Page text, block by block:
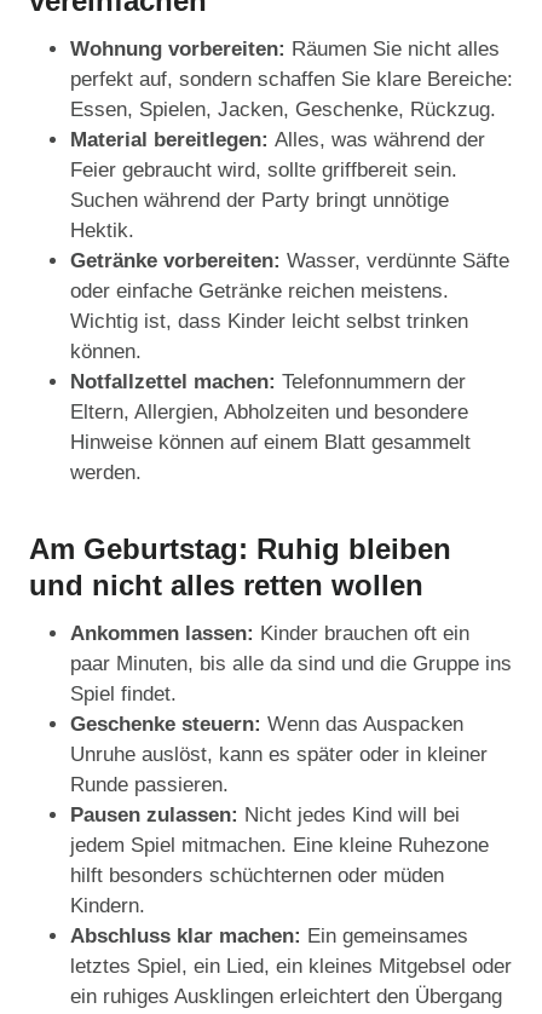
Wohnung vorbereiten: Räumen Sie nicht alles
perfekt auf, sondern schaffen Sie klare Bereiche:
Essen, Spielen, Jacken, Geschenke, Rückzug.
Material bereitlegen: Alles, was während der
Feier gebraucht wird, sollte griffbereit sein.
Suchen während der Party bringt unnötige
Hektik.
Getränke vorbereiten: Wasser, verdünnte Säfte
oder einfache Getränke reichen meistens.
Wichtig ist, dass Kinder leicht selbst trinken
können.
Notfallzettel machen: Telefonnummern der
Eltern, Allergien, Abholzeiten und besondere
Hinweise können auf einem Blatt gesammelt
werden.
Am Geburtstag: Ruhig bleiben
und nicht alles retten wollen
Ankommen lassen: Kinder brauchen oft ein
paar Minuten, bis alle da sind und die Gruppe ins
Spiel findet.
Geschenke steuern: Wenn das Auspacken
Unruhe auslöst, kann es später oder in kleiner
Runde passieren.
Pausen zulassen: Nicht jedes Kind will bei
jedem Spiel mitmachen. Eine kleine Ruhezone
hilft besonders schüchternen oder müden
Kindern.
Abschluss klar machen: Ein gemeinsames
letztes Spiel, ein Lied, ein kleines Mitgebsel oder
ein ruhiges Ausklingen erleichtert den Übergang